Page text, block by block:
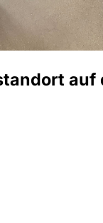
auf